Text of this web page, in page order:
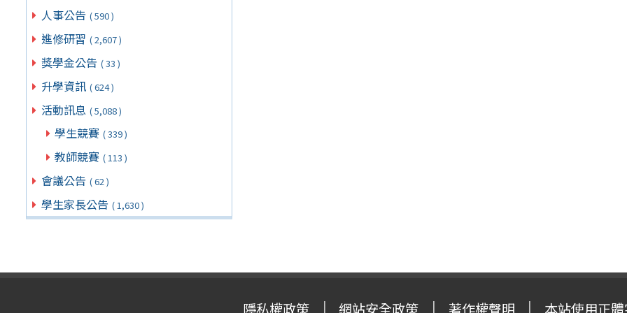
人事公告 ( 590 )
進修研習 ( 2,607 )
獎學金公告 ( 33 )
升學資訊 ( 624 )
活動訊息 ( 5,088 )
學生競賽 ( 339 )
教師競賽 ( 113 )
會議公告 ( 62 )
學生家長公告 ( 1,630 )
隱私權政策 網站安全政策 著作權聲明 本站使用正